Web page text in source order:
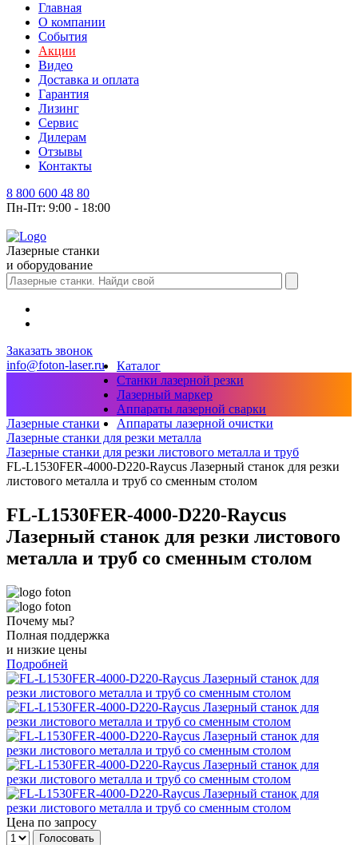
Главная
О компании
События
Акции
Видео
Доставка и оплата
Гарантия
Лизинг
Сервис
Дилерам
Отзывы
Контакты
8 800 600 48 80
Пн-Пт: 9:00 - 18:00
Лазерные станки
и оборудование
Заказать звонок
info@foton-laser.ru
Каталог
Станки лазерной резки
Лазерный маркер
Аппараты лазерной сварки
Аппараты лазерной очистки
Лазерные станки
Лазерные станки для резки металла
Лазерные станки для резки листового металла и труб
FL-L1530FER-4000-D220-Raycus Лазерный станок для резки
листового металла и труб со сменным столом
FL-L1530FER-4000-D220-Raycus
Лазерный станок для резки листового
металла и труб со сменным столом
Почему мы?
Полная поддержка
и низкие цены
Подробней
Цена по запросу